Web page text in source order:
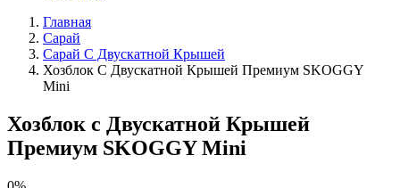
Главная
Сарай
Сарай С Двускатной Крышей
Хозблок С Двускатной Крышей Премиум SKOGGY
Mini
Хозблок с Двускатной Крышей
Премиум SKOGGY Mini